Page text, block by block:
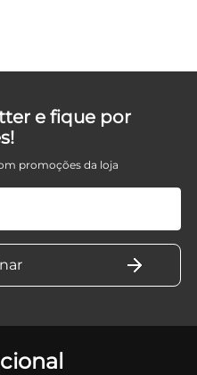
e fique por
promoções da loja